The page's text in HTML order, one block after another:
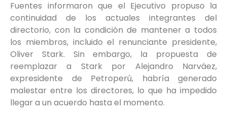
Fuentes informaron que el Ejecutivo propuso la
continuidad de los actuales integrantes del
directorio, con la condición de mantener a todos
los miembros, incluido el renunciante presidente,
Oliver Stark. Sin embargo, la propuesta de
reemplazar a Stark por Alejandro Narváez,
expresidente de Petroperú, habría generado
malestar entre los directores, lo que ha impedido
llegar a un acuerdo hasta el momento.